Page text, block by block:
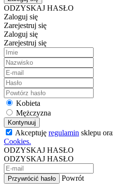
ODZYSKAJ HASŁO
Zaloguj się
Zarejestruj się
Zaloguj się
Zarejestruj się
Kobieta
Mężczyzna
Kontynuuj
Akceptuję regulamin sklepu
Cookies.
ODZYSKAJ HASŁO
ODZYSKAJ HASŁO
Przywrócić hasło
Powrót